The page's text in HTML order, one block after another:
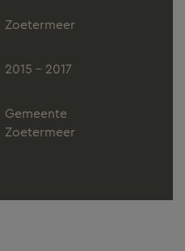
Zoetermeer
2015 - 2017
Gemeente
Zoetermeer